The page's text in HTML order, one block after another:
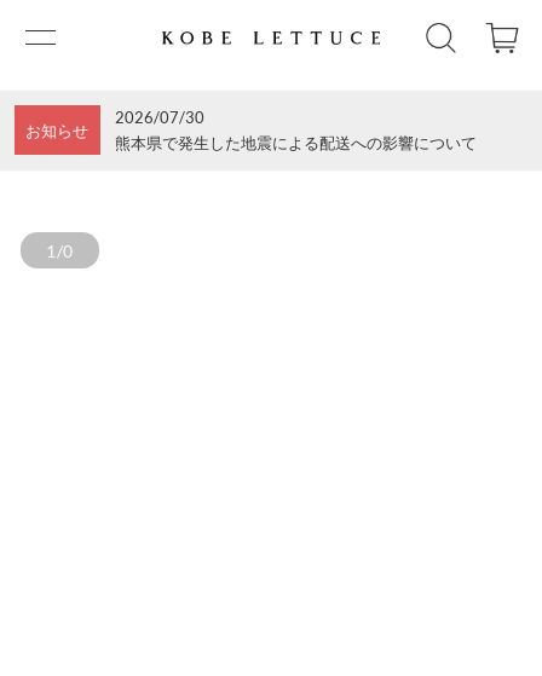
お知らせ
2026/07/30
熊本県で発生した地震による配送への影響について
1/0